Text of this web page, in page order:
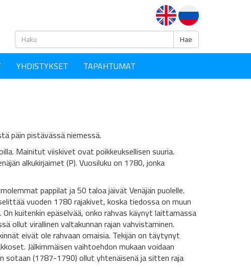
Haku
Hae
YHDISTYKSET TAPAHTUMAT
päin pistävässä niemessä.
Mainitut viiskivet ovat poikkeuksellisen suuria.
alkukirjaimet (P). Vuosiluku on 1780, jonka
pappilat ja 50 taloa jäivät Venäjän puolelle.
vuoden 1780 rajakivet, koska tiedossa on muun
kuitenkin epäselvää, onko rahvas käynyt laittamassa
ollut virallinen valtakunnan rajan vahvistaminen.
eivät ole rahvaan omaisia. Tekijän on täytynyt
Jälkimmäisen vaihtoehdon mukaan voidaan
sotaan (1787-1790) ollut yhtenäisenä ja sitten raja